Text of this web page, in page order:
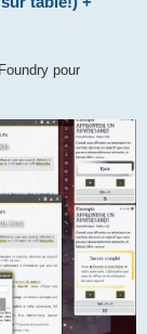
pour